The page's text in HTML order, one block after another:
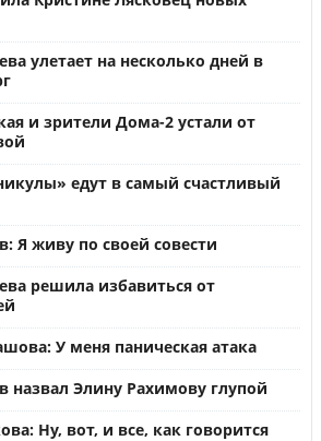
улетает на несколько дней в
и зрители Дома-2 устали от
едут в самый счастливый
Я живу по своей совести
решила избавиться от
У меня паническая атака
назвал Элину Рахимову глупой
Ну, вот, и все, как говорится